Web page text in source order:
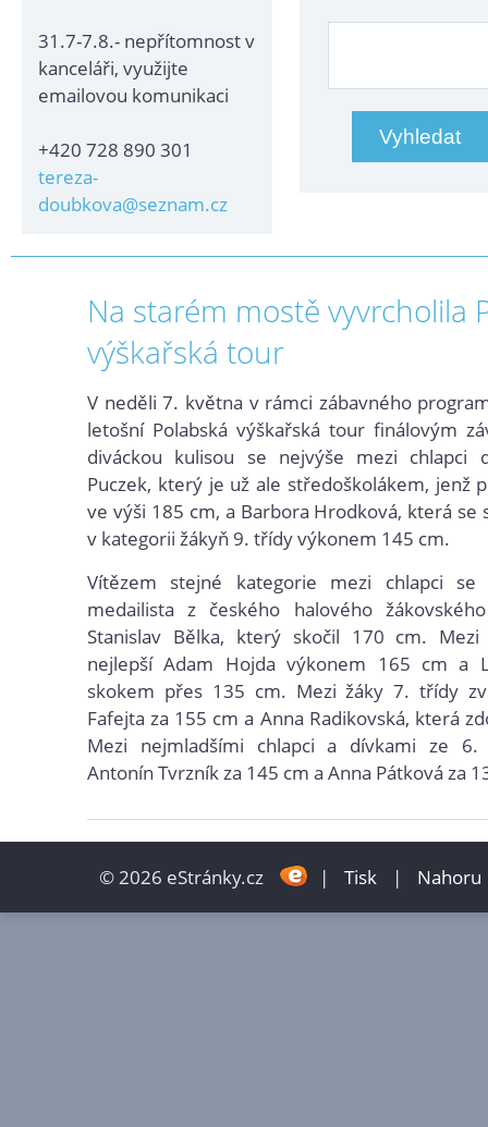
31.7-7.8.- nepřítomnost v
kanceláři, využijte
emailovou komunikaci
+420 728 890 301
tereza-
doubkova@seznam.cz
Na starém mostě vyvrcholila
výškařská tour
V neděli 7. května v rámci zábavného
letošní Polabská výškařská tour finálovým
diváckou kulisou se nejvýše mezi chlapci
Puczek, který je už ale středoškolákem, jenž
ve výši 185 cm, a Barbora Hrodková, která se
v kategorii žákyň 9. třídy výkonem 145 cm.
Vítězem stejné kategorie mezi chlapci
medailista z českého halového
Stanislav Bělka, který skočil 170 cm.
nejlepší Adam Hojda výkonem 165 cm a
skokem přes 135 cm. Mezi žáky 7. třídy
Fafejta za 155 cm a Anna Radikovská, která
Mezi nejmladšími chlapci a dívkami ze
Antonín Tvrzník za 145 cm a Anna Pátková za
© 2026 eStránky.cz | Tisk | Nahoru